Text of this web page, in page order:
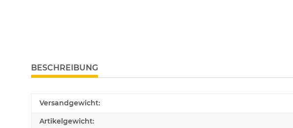
BESCHREIBUNG
Versandgewicht:
Artikelgewicht: